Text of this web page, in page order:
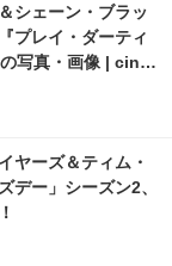
シェーン・ブラッ
プレイ・ダーティ
写真・画像 | cine
ヤーズ＆ティム・
デー」シーズン2、